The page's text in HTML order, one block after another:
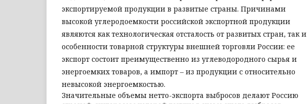
экспортируемой продукции в развитые страны. Причинами
высокой углеродоемкости российской экспортной продукции
являются как технологическая отсталость от развитых стран, так и
особенности товарной структуры внешней торговли России: ее
экспорт состоит преимущественно из углеводородного сырья и
энергоемких товаров, а импорт – из продукции с относительно
невысокой энергоемкостью.
Значительные объемы нетто-экспорта выбросов делают Россию